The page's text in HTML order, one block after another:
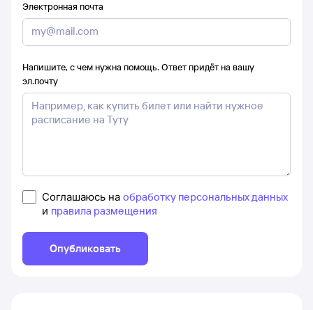
Электронная почта
Напишите, с чем нужна помощь. Ответ придёт на вашу
эл.почту
Соглашаюсь на обработку персональных данных
и правила размещения
Опубликовать